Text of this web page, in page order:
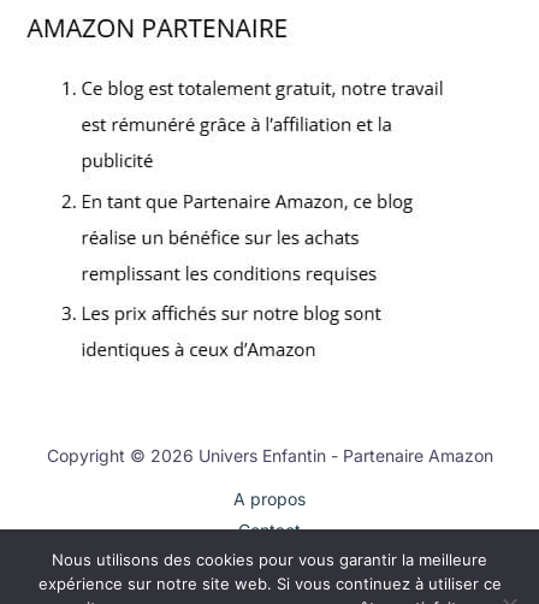
Copyright © 2026 Univers Enfantin - Partenaire Amazon
A propos
Contact
Plan du site
Mentions légales
Nous utilisons des cookies pour vous garantir la meilleure
expérience sur notre site web. Si vous continuez à utiliser ce